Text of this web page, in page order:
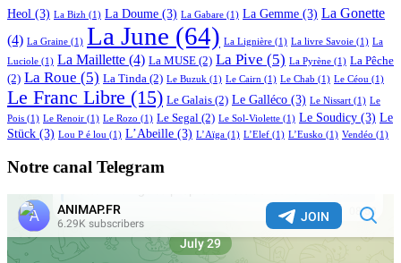
Heol (3) La Bizh (1) La Doume (3) La Gabare (1) La Gemme (3) La Gonette
(4) La Graine (1) La June (64) La Lignière (1) La livre Savoie (1) La
Luciole (1) La Maillette (4) La MUSE (2) La Pive (5) La Pyrène (1) La Pêche
(2) La Roue (5) La Tinda (2) Le Buzuk (1) Le Cairn (1) Le Chab (1) Le Céou (1)
Le Franc Libre (15) Le Galais (2) Le Galléco (3) Le Nissart (1) Le
Pois (1) Le Renoir (1) Le Rozo (1) Le Segal (2) Le Sol-Violette (1) Le Soudicy (3) Le
Stück (3) Lou P é lou (1) L’Abeille (3) L’Aïga (1) L’Elef (1) L’Eusko (1) Vendéo (1)
Notre canal Telegram